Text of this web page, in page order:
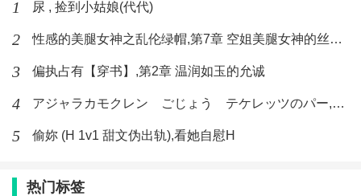
1 尿 , 捡到小姑娘(代代)
2 性感的美腿女神之乱伦绿帽,第7章 空姐美腿女神的丝袜足交
3 偏执占有【穿书】,第2章 温润如玉的允诚
4 アジャラカモクレン ごじょう テケレッツのパー,【No. 42 Rube Goldberg Machine】十四
5 偷妳 (H 1v1 甜文伪出轨),看她自慰H
热门标签